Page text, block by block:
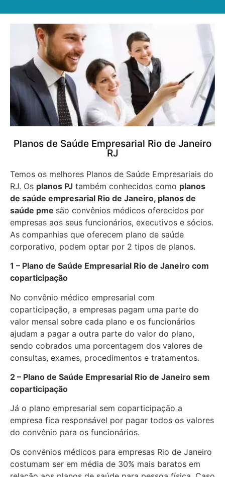
Planos de Saúde Empresarial Rio de Janeiro
RJ
Temos os melhores Planos de Saúde Empresariais do
RJ. Os planos PJ também conhecidos como planos
de saúde empresarial Rio de Janeiro, planos de
saúde pme são convênios médicos oferecidos por
empresas aos seus funcionários, executivos e sócios.
As companhias que oferecem plano de saúde
corporativo, podem optar por 2 tipos de planos.
1 – Plano de Saúde Empresarial Rio de Janeiro com
coparticipação
No convênio médico empresarial com
coparticipação, a empresas pagam uma parte do
valor mensal sobre cada plano e os funcionários
ajudam a pagar a outra parte do valor do plano,
sendo cobrados uma porcentagem dos valores de
consultas, exames, procedimentos e tratamentos.
2 – Plano de Saúde Empresarial Rio de Janeiro sem
coparticipação
Já o plano empresarial sem coparticipação a
empresa fica responsável por pagar todos os valores
do convênio para os funcionários.
Os convênios médicos para empresas Rio de Janeiro
costumam ser em média de 30% mais baratos em